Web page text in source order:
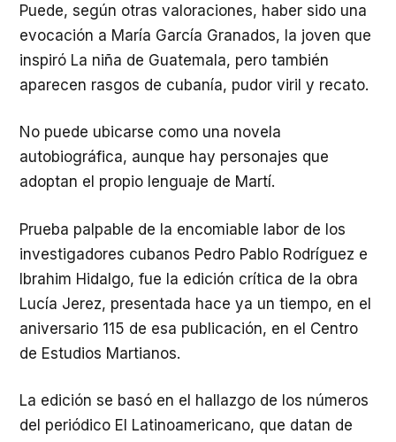
Puede, según otras valoraciones, haber sido una
evocación a María García Granados, la joven que
inspiró La niña de Guatemala, pero también
aparecen rasgos de cubanía, pudor viril y recato.
No puede ubicarse como una novela
autobiográfica, aunque hay personajes que
adoptan el propio lenguaje de Martí.
Prueba palpable de la encomiable labor de los
investigadores cubanos Pedro Pablo Rodríguez e
Ibrahim Hidalgo, fue la edición crítica de la obra
Lucía Jerez, presentada hace ya un tiempo, en el
aniversario 115 de esa publicación, en el Centro
de Estudios Martianos.
La edición se basó en el hallazgo de los números
del periódico El Latinoamericano, que datan de